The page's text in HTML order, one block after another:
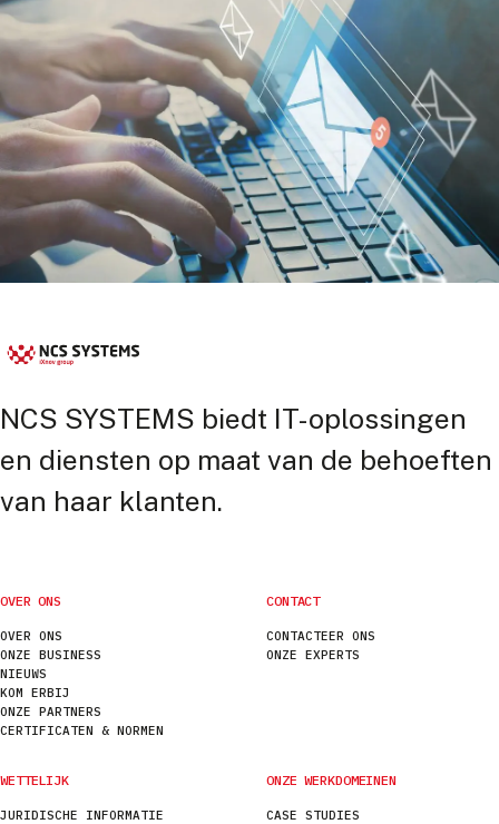
NCS SYSTEMS biedt IT-oplossingen
en diensten op maat van de behoeften
van haar klanten.
OVER ONS
OVER ONS
ONZE BUSINESS
NIEUWS
KOM ERBIJ
ONZE PARTNERS
CERTIFICATEN & NORMEN
CONTACT
CONTACTEER ONS
ONZE EXPERTS
WETTELIJK
JURIDISCHE INFORMATIE
ONZE WERKDOMEINEN
CASE STUDIES